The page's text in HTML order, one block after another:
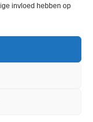
invloed hebben op